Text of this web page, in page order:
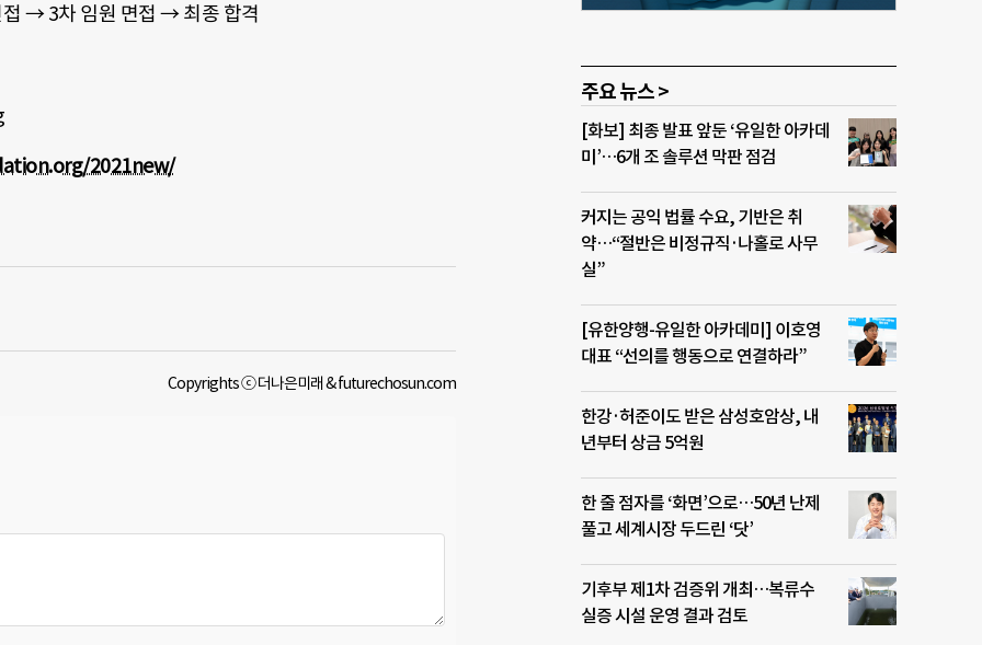
→ 3차 임원 면접 → 최종 합격
2021new/
Copyrights ⓒ 더나은미래 & futurechosun.com
주요 뉴스 >
[화보] 최종 발표 앞둔 ‘유일한 아카데
미’…6개 조 솔루션 막판 점검
커지는 공익 법률 수요, 기반은 취
약…“절반은 비정규직·나홀로 사무
실”
[유한양행-유일한 아카데미] 이호영
대표 “선의를 행동으로 연결하라”
한강·허준이도 받은 삼성호암상, 내
년부터 상금 5억원
한 줄 점자를 ‘화면’으로…50년 난제
풀고 세계시장 두드린 ‘닷’
기후부 제1차 검증위 개최…복류수
실증 시설 운영 결과 검토